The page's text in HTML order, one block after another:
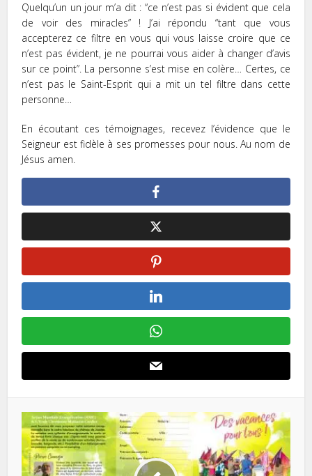
Quelqu’un un jour m’a dit : “ce n’est pas si évident que cela
de voir des miracles” ! J’ai répondu “tant que vous
accepterez ce filtre en vous qui vous laisse croire que ce
n’est pas évident, je ne pourrai vous aider à changer d’avis
sur ce point”. La personne s’est mise en colère… Certes, ce
n’est pas le Saint-Esprit qui a mit un tel filtre dans cette
personne…
En écoutant ces témoignages, recevez l’évidence que le
Seigneur est fidèle à ses promesses pour nous. Au nom de
Jésus amen.